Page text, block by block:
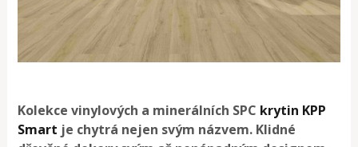
Kolekce vinylových a minerálních SPC krytin KPP
Smart je chytrá nejen svým názvem. Klidné